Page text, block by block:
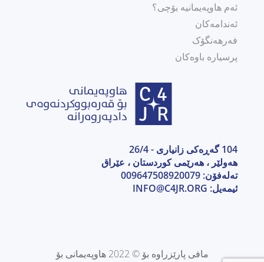
ئەم هاوپەیمانیە بۆچی؟
ئەندامەکان
فەرهەنگۆک
پرسیارە باوەکان
104 گەڕەکی زانیاری - 26/4
هەولێر ، هەرێمی كوردستان ، عێراق
تەلەفۆن: 009647508920079
ئیمەیل: INFO@C4JR.ORG
مافی پارێزراوە بۆ © 2022 هاوپەیمانی بۆ